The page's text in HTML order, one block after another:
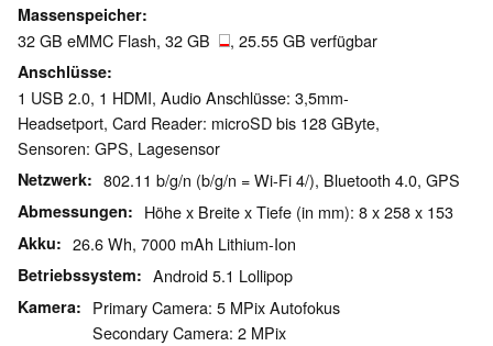
Massenspeicher
32 GB eMMC Flash, 32 GB , 25.55 GB verfügbar
Anschlüsse
1 USB 2.0, 1 HDMI, Audio Anschlüsse: 3,5mm-
Headsetport, Card Reader: microSD bis 128 GByte,
Sensoren: GPS, Lagesensor
Netzwerk 802.11 b/g/n (b/g/n = Wi-Fi 4/), Bluetooth 4.0, GPS
Abmessungen Höhe x Breite x Tiefe (in mm): 8 x 258 x 153
Akku 26.6 Wh, 7000 mAh Lithium-Ion
Betriebssystem Android 5.1 Lollipop
Kamera
Primary Camera: 5 MPix Autofokus
Secondary Camera: 2 MPix